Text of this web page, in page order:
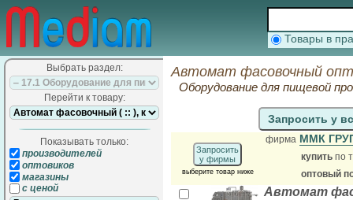
Товары в
Выбрать раздел:
Перейти к товару:
Показывать только:
производителей
оптовиков
магазины
с ценой
Автомат фасовочный
Оборудование для пищевой
Запросить у
Запросить
у фирмы
выберите товар ниже
фирма ММК
купить по
оптовый
Автомат